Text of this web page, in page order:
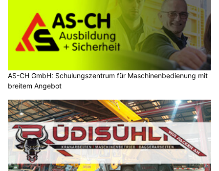
AS-CH GmbH: Schulungszentrum für Maschinenbedienung mit
breitem Angebot